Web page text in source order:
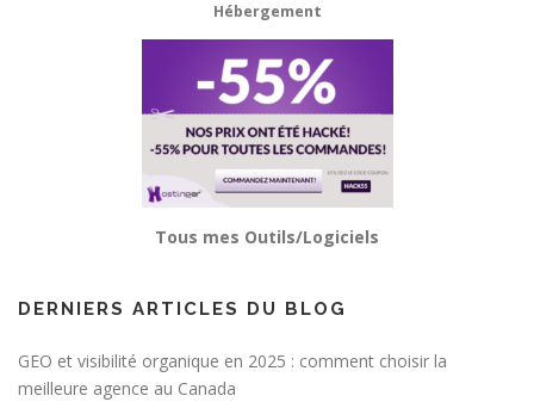
Hébergement
Tous mes Outils/Logiciels
DERNIERS ARTICLES DU BLOG
GEO et visibilité organique en 2025 : comment choisir la
meilleure agence au Canada